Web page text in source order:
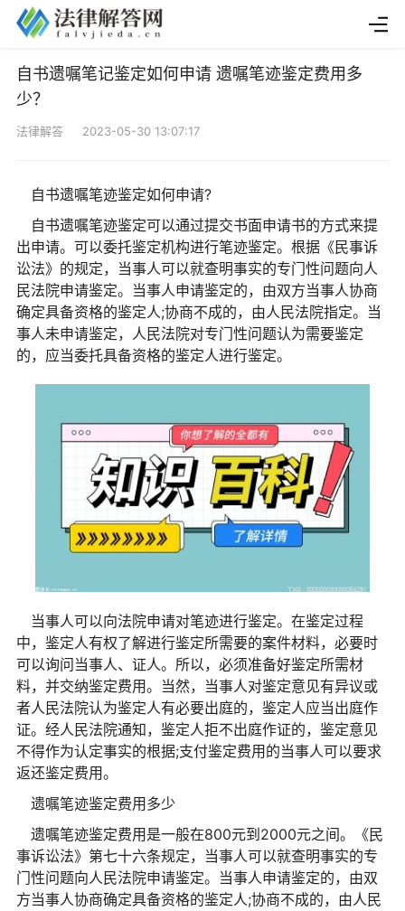
自书遗嘱笔记鉴定如何申请 遗嘱笔迹鉴定费用多
少？
法律解答 2023-05-30 13:07:17
自书遗嘱笔迹鉴定如何申请?
自书遗嘱笔迹鉴定可以通过提交书面申请书的方式来提
出申请。可以委托鉴定机构进行笔迹鉴定。根据《民事诉
讼法》的规定，当事人可以就查明事实的专门性问题向人
民法院申请鉴定。当事人申请鉴定的，由双方当事人协商
确定具备资格的鉴定人;协商不成的，由人民法院指定。当
事人未申请鉴定，人民法院对专门性问题认为需要鉴定
的，应当委托具备资格的鉴定人进行鉴定。
当事人可以向法院申请对笔迹进行鉴定。在鉴定过程
中，鉴定人有权了解进行鉴定所需要的案件材料，必要时
可以询问当事人、证人。所以，必须准备好鉴定所需材
料，并交纳鉴定费用。当然，当事人对鉴定意见有异议或
者人民法院认为鉴定人有必要出庭的，鉴定人应当出庭作
证。经人民法院通知，鉴定人拒不出庭作证的，鉴定意见
不得作为认定事实的根据;支付鉴定费用的当事人可以要求
返还鉴定费用。
遗嘱笔迹鉴定费用多少
遗嘱笔迹鉴定费用是一般在800元到2000元之间。《民
事诉讼法》第七十六条规定，当事人可以就查明事实的专
门性问题向人民法院申请鉴定。当事人申请鉴定的，由双
方当事人协商确定具备资格的鉴定人;协商不成的，由人民